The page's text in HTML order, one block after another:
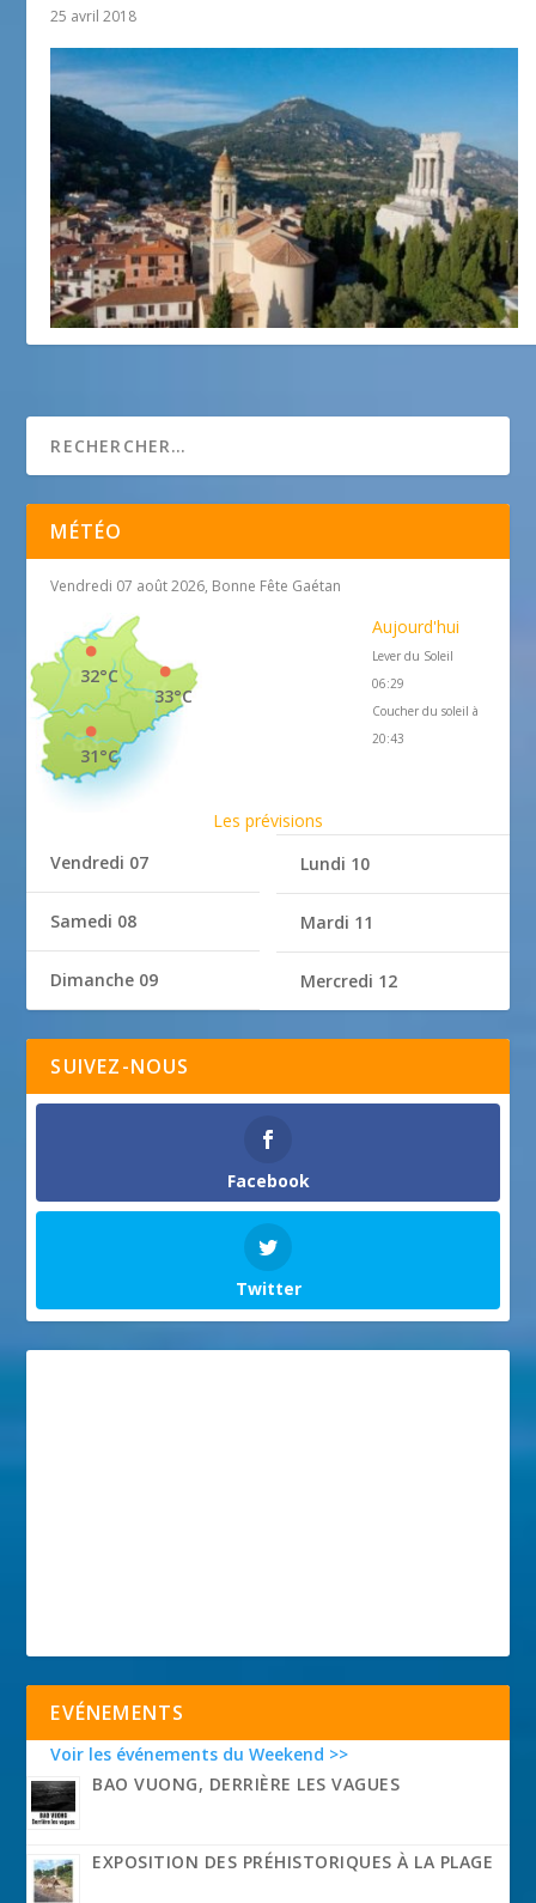
25 avril 2018
MÉTÉO
Vendredi 07 août 2026, Bonne Fête Gaétan
33°C
32°C
31°C
Aujourd'hui
Lever du Soleil
06:29
Coucher du soleil à
20:43
Les prévisions
Vendredi 07
Samedi 08
Dimanche 09
Lundi 10
Mardi 11
Mercredi 12
SUIVEZ-NOUS
Facebook
Twitter
EVÉNEMENTS
Voir les événements du Weekend >>
BAO VUONG, DERRIÈRE LES VAGUES
EXPOSITION DES PRÉHISTORIQUES À LA PLAGE